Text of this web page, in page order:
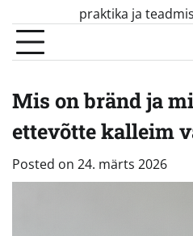
content
praktika ja
Mis on bränd ja
ettevõtte kalleim
Posted on 24. märts 2026